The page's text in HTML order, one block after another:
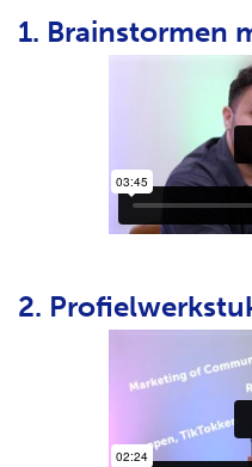
1. Brainstormen
2.